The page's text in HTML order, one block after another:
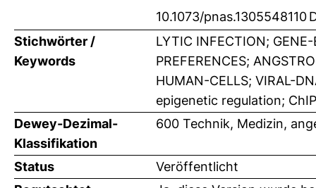
10.1073/pnas.1305548110
Stichwörter /
Keywords
LYTIC INFECTION;
PREFERENCES;
HUMAN-CELLS; VIRAL-
epigenetic regulation;
Dewey-Dezimal-
Klassifikation
600 Technik, Medizin,
Status
Veröffentlicht